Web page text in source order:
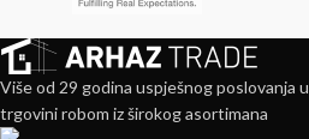
Više od 29 godina uspješnog poslovanja u
trgovini robom iz širokog asortimana